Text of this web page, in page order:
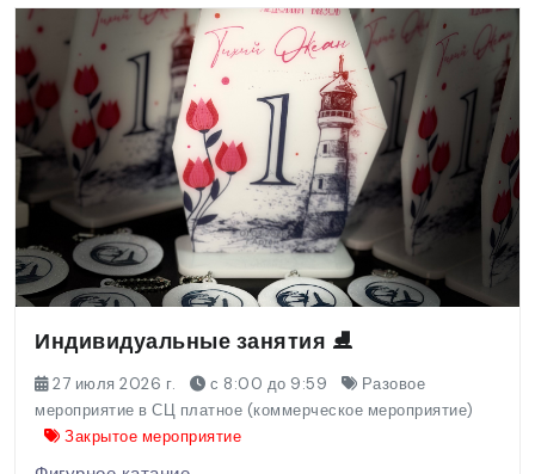
Индивидуальные занятия ⛸️
27 июля 2026 г. с 8:00 до 9:59
Разовое
мероприятие в СЦ платное (коммерческое мероприятие)
Закрытое мероприятие